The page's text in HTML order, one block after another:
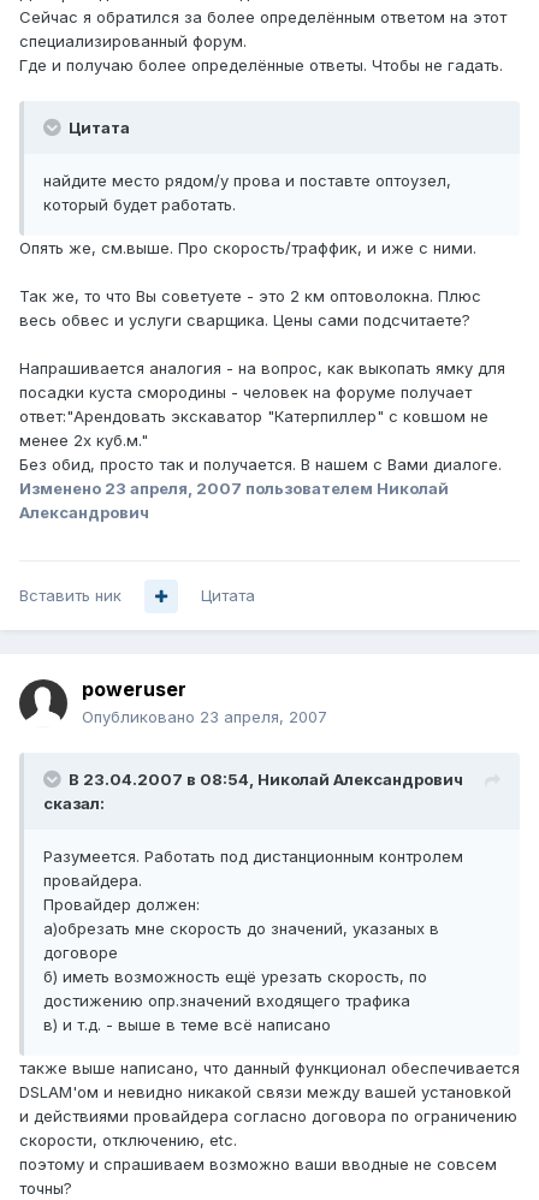
Сейчас я обратился за более определённым ответом на этот
специализированный форум.
Где и получаю более определённые ответы. Чтобы не гадать.
Цитата
найдите место рядом/у прова и поставте оптоузел,
который будет работать.
Опять же, см.выше. Про скорость/траффик, и иже с ними.
Так же, то что Вы советуете - это 2 км оптоволокна. Плюс
весь обвес и услуги сварщика. Цены сами подсчитаете?
Напрашивается аналогия - на вопрос, как выкопать ямку для
посадки куста смородины - человек на форуме получает
ответ:"Арендовать экскаватор "Катерпиллер" с ковшом не
менее 2х куб.м."
Без обид, просто так и получается. В нашем с Вами диалоге.
Изменено 23 апреля, 2007 пользователем Николай
Александрович
Вставить ник Цитата
poweruser
Опубликовано 23 апреля, 2007
В 23.04.2007 в 08:54, Николай Александрович
сказал:
Разумеется. Работать под дистанционным контролем
провайдера.
Провайдер должен:
а)обрезать мне скорость до значений, указаных в
договоре
б) иметь возможность ещё урезать скорость, по
достижению опр.значений входящего трафика
в) и т.д. - выше в теме всё написано
также выше написано, что данный функционал обеспечивается
DSLAM'ом и невидно никакой связи между вашей установкой
и действиями провайдера согласно договора по ограничению
скорости, отключению, etc.
поэтому и спрашиваем возможно ваши вводные не совсем
точны?